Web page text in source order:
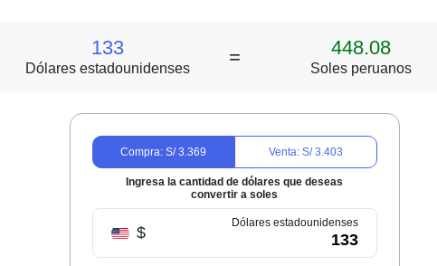
133
Dólares estadounidenses
= 448.08
Soles peruanos
Compra: S/3.369 Venta: S/3.403
Ingresa la cantidad de dólares que deseas
convertir a soles
$
Dólares estadounidenses